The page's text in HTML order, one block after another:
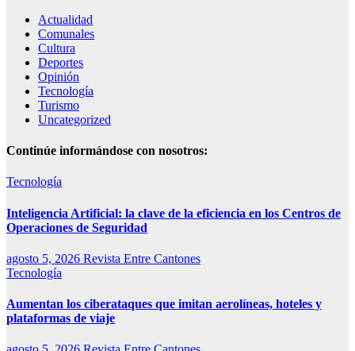
Actualidad
Comunales
Cultura
Deportes
Opinión
Tecnología
Turismo
Uncategorized
Continúe informándose con nosotros:
Tecnología
Inteligencia Artificial: la clave de la eficiencia en los Centros de
Operaciones de Seguridad
agosto 5, 2026 Revista Entre Cantones
Tecnología
Aumentan los ciberataques que imitan aerolíneas, hoteles y
plataformas de viaje